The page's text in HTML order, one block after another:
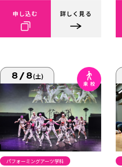
申し込む 詳しく見る
8/8(土)
パフォーミングアーツ学科